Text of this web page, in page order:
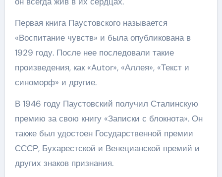
Первая книга Паустовского называется
«Воспитание чувств» и была опубликована в
1929 году. После нее последовали такие
произведения, как «Autor», «Аллея», «Текст и
синоморф» и другие.
В 1946 году Паустовский получил Сталинскую
премию за свою книгу «Записки с блокнота». Он
также был удостоен Государственной премии
СССР, Бухарестской и Венецианской премий и
других знаков признания.